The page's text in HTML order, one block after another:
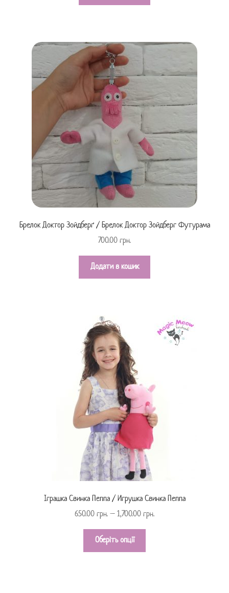
Брелок Доктор Зойдберґ / Брелок Доктор Зойдберг Футурама
700.00 грн.
Додати в кошик
Іграшка Свинка Пеппа / Игрушка Свинка Пеппа
650.00 грн. – 1,700.00 грн.
Оберіть опції